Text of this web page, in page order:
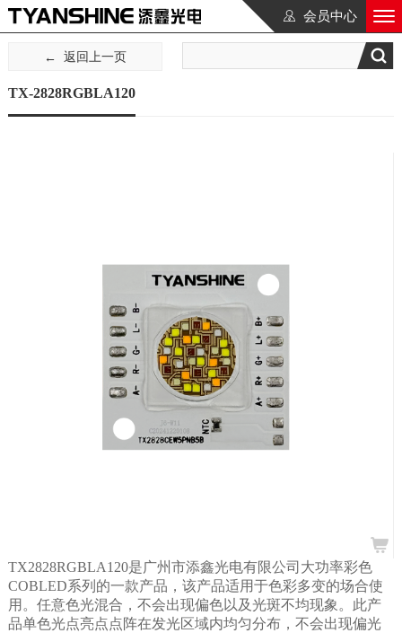
会员中心
返回上一页
TX-2828RGBLA120
TX2828RGBLA120是广州市添鑫光电有限公司大功率彩色
COBLED系列的一款产品，该产品适用于色彩多变的场合使
用。任意色光混合，不会出现偏色以及光斑不均现象。此产
品单色光点亮点点阵在发光区域内均匀分布，不会出现偏光